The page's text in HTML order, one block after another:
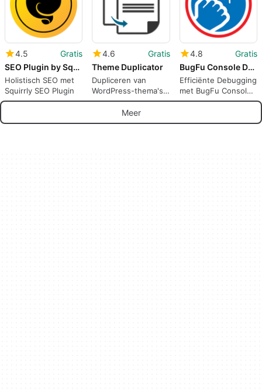
4.5
Gratis
SEO Plugin by Squirrly SEO
Holistisch SEO met
Squirrly SEO Plugin
4.6
Gratis
Theme Duplicator
Dupliceren van
WordPress-thema's
met gemak
4.8
Gratis
BugFu Console Debugger
Efficiënte Debugging
met BugFu Console
Debugger
Meer